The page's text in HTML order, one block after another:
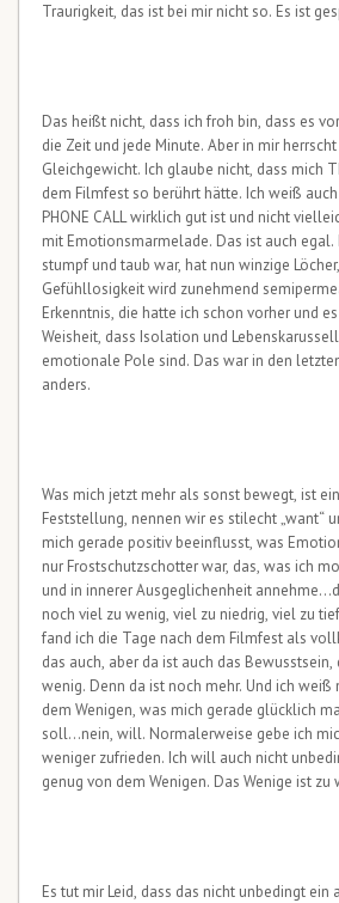
Traurigkeit, das ist bei mir nicht so. Es ist
Das heißt nicht, dass ich froh bin, dass es
die Zeit und jede Minute. Aber in mir
Gleichgewicht. Ich glaube nicht, dass mich
dem Filmfest so berührt hätte. Ich weiß
PHONE CALL wirklich gut ist und nicht
mit Emotionsmarmelade. Das ist auch egal.
stumpf und taub war, hat nun winzige
Gefühllosigkeit wird zunehmend
Erkenntnis, die hatte ich schon vorher und
Weisheit, dass Isolation und
emotionale Pole sind. Das war in den
anders.
Was mich jetzt mehr als sonst bewegt, ist
Feststellung, nennen wir es stilecht „want“
mich gerade positiv beeinflusst, was
nur Frostschutzschotter war, das, was ich
und in innerer Ausgeglichenheit
noch viel zu wenig, viel zu niedrig, viel zu
fand ich die Tage nach dem Filmfest als
das auch, aber da ist auch das
wenig. Denn da ist noch mehr. Und ich
dem Wenigen, was mich gerade glücklich
soll…nein, will. Normalerweise gebe ich
weniger zufrieden. Ich will auch nicht
genug von dem Wenigen. Das Wenige ist zu
Es tut mir Leid, dass das nicht unbedingt ein